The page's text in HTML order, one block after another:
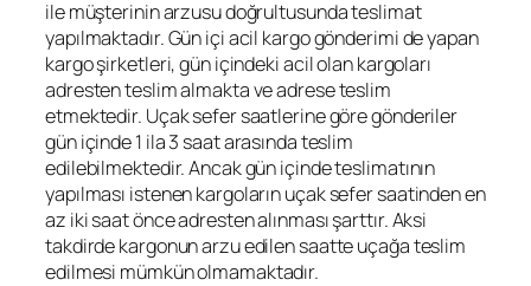
ile müşterinin arzusu doğrultusunda teslimat
yapılmaktadır. Gün içi acil kargo gönderimi de yapan
kargo şirketleri, gün içindeki acil olan kargoları
adresten teslim almakta ve adrese teslim
etmektedir. Uçak sefer saatlerine göre gönderiler
gün içinde 1 ila 3 saat arasında teslim
edilebilmektedir. Ancak gün içinde teslimatının
yapılması istenen kargoların uçak sefer saatinden en
az iki saat önce adresten alınması şarttır. Aksi
takdirde kargonun arzu edilen saatte uçağa teslim
edilmesi mümkün olmamaktadır.